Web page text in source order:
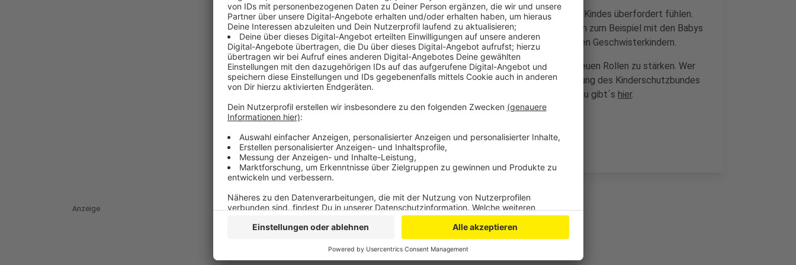
Dabei werden Familien unterstützt, die sich nach der Geburt ihres Kindes überfordert fühlen.
Ein bis zweimal die Woche besuchen die Helfer die Familien, gehen zum Beispiel mit den Babys
spazieren während die Mutter Schlaf nachholt oder spielen mit den Geschwisterkindern.
Ziel sei es die erschöpften Eltern zu entlasten und in ihren teils neuen Rollen zu stärken. Wer
mehr darüber wissen möchte, kann an einer Online-Infoveranstaltung des Kinderschutzbundes
teilnehmen. Die nächste findet am 19. Januar statt. Alle Infos dazu gibt´s hier.
Anzeige